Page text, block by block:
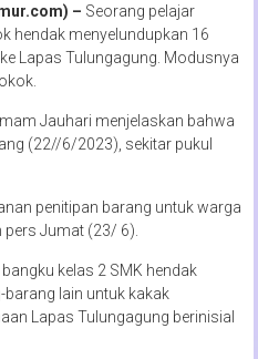
– Seorang pelajar
hendak menyelundupkan 16
Lapas Tulungagung. Modusnya
Jauhari menjelaskan bahwa
(22//6/2023), sekitar pukul
penitipan barang untuk warga
pers Jumat (23/ 6).
kelas 2 SMK hendak
lain untuk kakak
Lapas Tulungagung berinisial